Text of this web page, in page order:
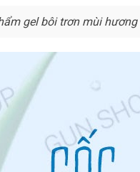
gel bôi trơn mùi hương